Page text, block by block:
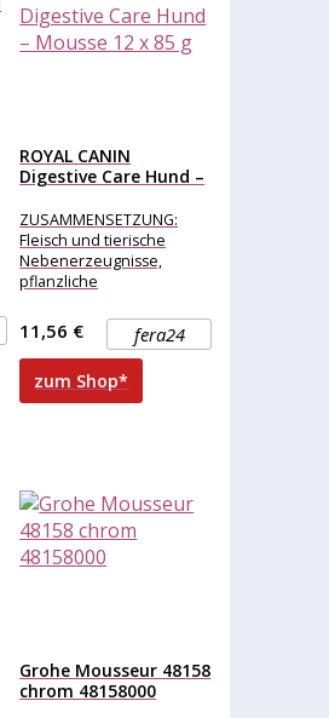
ROYAL CANIN
Digestive Care Hund –
ZUSAMMENSETZUNG:
Fleisch und tierische
Nebenerzeugnisse,
pflanzliche
Getreide, Öle und Fette,
Mineralstoffe, Zucker.
ZUSATZSTOFFE (pro kg):
Ernährungsphysiologische
Zusatzstoffe: Vitamin D3:
fera24
11,56 €
zum Shop*
Grohe Mousseur 48158
chrom 48158000